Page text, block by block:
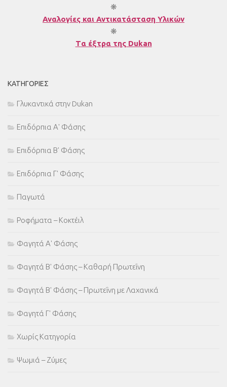
❋
Αναλογίες και Αντικατάσταση Υλικών
❋
Tα έξτρα της Dukan
ΚΑΤΗΓΟΡΊΕΣ
Γλυκαντικά στην Dukan
Επιδόρπια Α' Φάσης
Επιδόρπια Β' Φάσης
Επιδόρπια Γ' Φάσης
Παγωτά
Ροφήματα – Κοκτέιλ
Φαγητά Α' Φάσης
Φαγητά Β' Φάσης – Καθαρή Πρωτεΐνη
Φαγητά Β' Φάσης – Πρωτεΐνη με Λαχανικά
Φαγητά Γ' Φάσης
Χωρίς Κατηγορία
Ψωμιά – Ζύμες